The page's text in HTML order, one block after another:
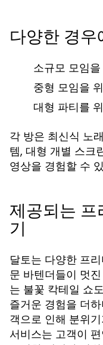
다양한 경
소규모 모임
중형 모임을
대형 파티를
각 방은 최신식 노
템, 대형 개별 스크
영상을 경험할 수
제공되는
기
달토는 다양한 프
문 바텐더들이 멋
는 불꽃 칵테일 쇼
즐거운 경험을 더
객으로 인해 분위
서비스는 고객이